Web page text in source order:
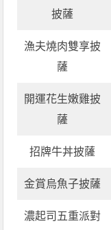
披薩
漁夫燒肉雙享披
薩
開運花生嫩雞披
薩
招牌牛丼披薩
金賞烏魚子披薩
濃起司五重派對